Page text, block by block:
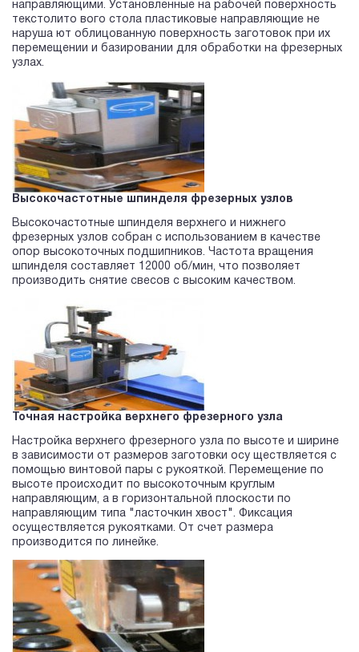
направляющими. Установленные на рабочей поверхность
текстолито вого стола пластиковые направляющие не
наруша ют облицованную поверхность заготовок при их
перемещении и базировании для обработки на фрезерных
узлах.
Высокочастотные шпинделя фрезерных узлов
Высокочастотные шпинделя верхнего и нижнего
фрезерных узлов собран с использованием в качестве
опор высокоточных подшипников. Частота вращения
шпинделя составляет 12000 об/мин, что позволяет
производить снятие свесов с высоким качеством.
Точная настройка верхнего фрезерного узла
Настройка верхнего фрезерного узла по высоте и ширине
в зависимости от размеров заготовки осу ществляется с
помощью винтовой пары с рукояткой. Перемещение по
высоте происходит по высокоточным круглым
направляющим, а в горизонтальной плоскости по
направляющим типа "ласточкин хвост". Фиксация
осуществляется рукоятками. От счет размера
производится по линейке.